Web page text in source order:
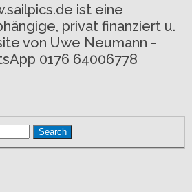
ist eine
privat finanziert u.
von Uwe Neumann -
0176 64006778
Search